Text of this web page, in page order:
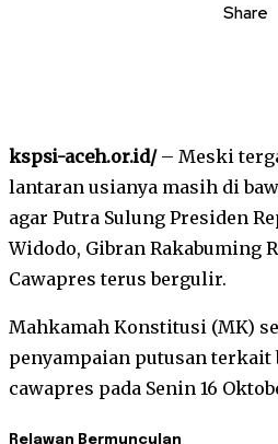
Share
kspsi-aceh.or.id/– Meski
lantaran usianya masih di
agar Putra Sulung Presiden
Widodo, Gibran Rakabuming
Cawapres terus bergulir.
Mahkamah Konstitusi (MK)
penyampaian putusan terkait
cawapres pada Senin 16
Relawan Bermunculan